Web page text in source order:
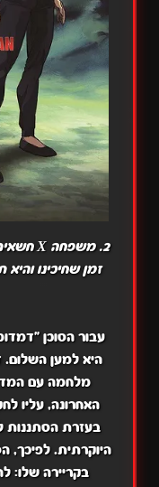
זמן שחיכינו
עבור הסוכן
היא למען השלום.
מלחמה עם
האחרונה, עליו
בעזרת הסתננות
היוקרתית. לפיכך,
בקריירה שלו: